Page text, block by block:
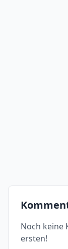
Noch keine
ersten!